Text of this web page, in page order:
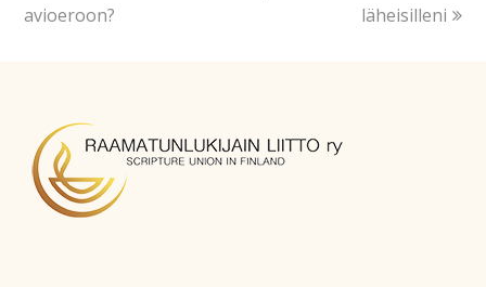
avioeroon?
läheisilleni